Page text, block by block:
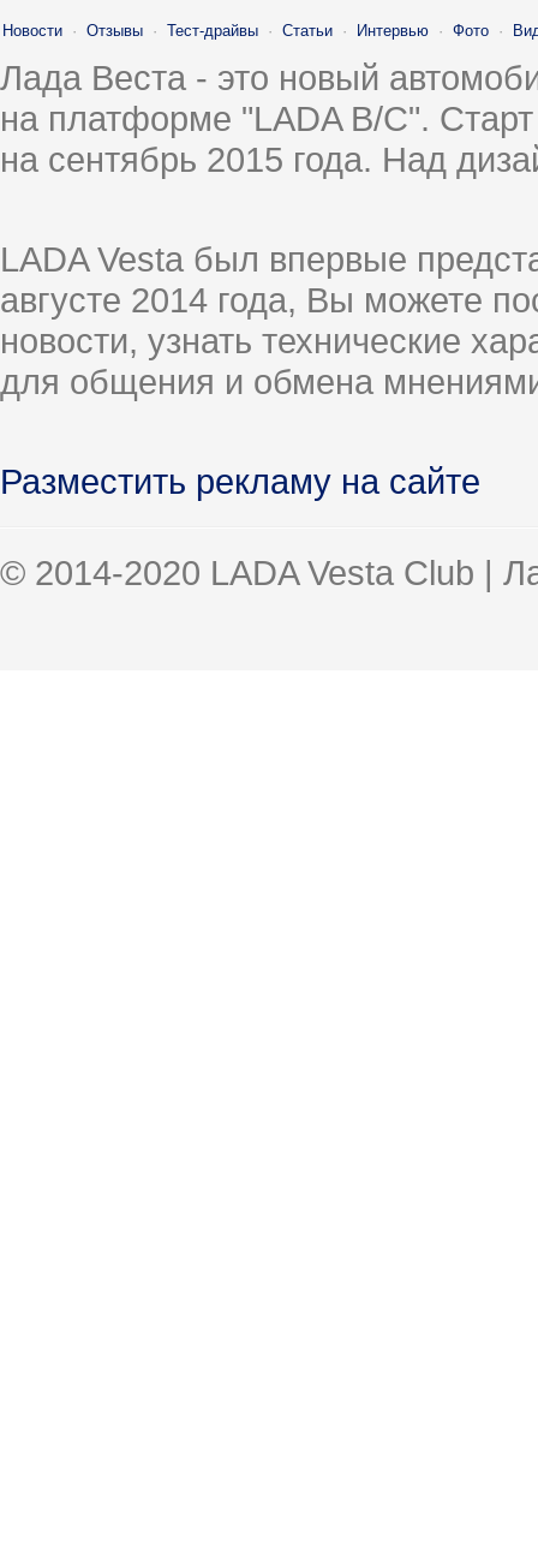
Новости · Отзывы · Тест-драйвы · Статьи · Интервью · Фото ·
Лада Веста - это новый
на платформе "LADA B/C".
на сентябрь 2015 года. Над
LADA Vesta был впервые
августе 2014 года, Вы можете
новости, узнать технические
для общения и обмена
Разместить рекламу на сайте
© 2014-2020 LADA Vesta Club |